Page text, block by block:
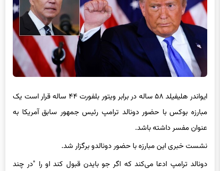
ایواندر هلیفیلد ۵۸ ساله در برابر ویتور بلفورت ۴۴ ساله قرار است یک
مبارزه بوکس با حضور دونالد ترامپ رئیس جمهور سابق آمریکا به
عنوان مفسر داشته باشد.
نشست خبری این مبارزه با حضور دونالدو برگزار شد.
دونالد ترامپ ادعا می‌کند که اگر جو بایدن قبول کند او را "در چند